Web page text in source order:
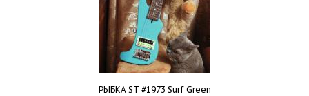
РЫБКА ST #1973 Surf Green